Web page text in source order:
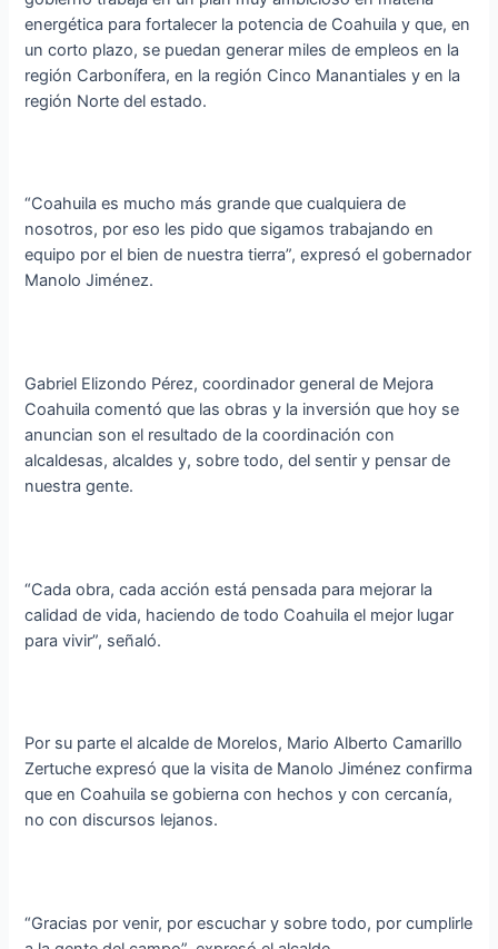
energética para fortalecer la potencia de Coahuila y que, en
un corto plazo, se puedan generar miles de empleos en la
región Carbonífera, en la región Cinco Manantiales y en la
región Norte del estado.
“Coahuila es mucho más grande que cualquiera de
nosotros, por eso les pido que sigamos trabajando en
equipo por el bien de nuestra tierra”, expresó el gobernador
Manolo Jiménez.
Gabriel Elizondo Pérez, coordinador general de Mejora
Coahuila comentó que las obras y la inversión que hoy se
anuncian son el resultado de la coordinación con
alcaldesas, alcaldes y, sobre todo, del sentir y pensar de
nuestra gente.
“Cada obra, cada acción está pensada para mejorar la
calidad de vida, haciendo de todo Coahuila el mejor lugar
para vivir”, señaló.
Por su parte el alcalde de Morelos, Mario Alberto Camarillo
Zertuche expresó que la visita de Manolo Jiménez confirma
que en Coahuila se gobierna con hechos y con cercanía,
no con discursos lejanos.
“Gracias por venir, por escuchar y sobre todo, por cumplirle